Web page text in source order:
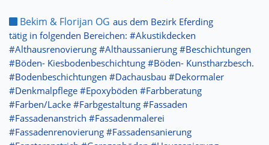
Bekim & Florijan OG aus dem Bezirk Eferding
tätig in folgenden Bereichen: #Akustikdecken
#Althausrenovierung #Althaussanierung #Beschichtungen
#Böden- Kiesbodenbeschichtung #Böden- Kunstharzbesch.
#Bodenbeschichtungen #Dachausbau #Dekormaler
#Denkmalpflege #Epoxyböden #Farbberatung
#Farben/Lacke #Farbgestaltung #Fassaden
#Fassadenanstrich #Fassadenmalerei
#Fassadenrenovierung #Fassadensanierung